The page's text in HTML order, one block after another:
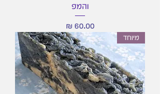
והמפ
מחיר‏60.00 ‏₪
מיוחד